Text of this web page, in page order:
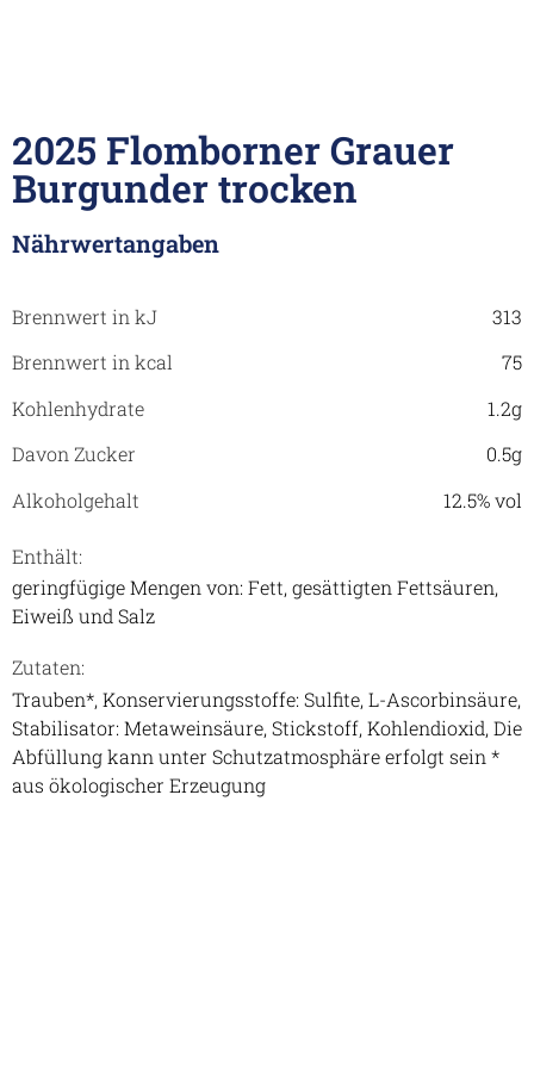
2025 Flomborner Grauer
Burgunder trocken
Nährwertangaben
Brennwert in kJ
313
Brennwert in kcal
75
Kohlenhydrate
1.2g
Davon Zucker
0.5g
Alkoholgehalt
12.5% vol
Enthält:
geringfügige Mengen von: Fett, gesättigten Fettsäuren,
Eiweiß und Salz
Zutaten:
Trauben*, Konservierungsstoffe: Sulfite, L-Ascorbinsäure,
Stabilisator: Metaweinsäure, Stickstoff, Kohlendioxid, Die
Abfüllung kann unter Schutzatmosphäre erfolgt sein *
aus ökologischer Erzeugung